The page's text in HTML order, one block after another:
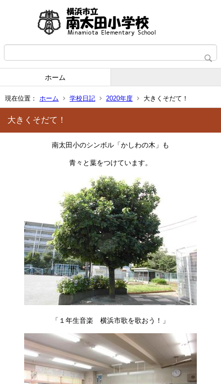
ホーム
現在位置： ホーム 学校日記 2020年度 大きくそだて！
大きくそだて！
南太田小のシンボル「かしわの木」も
青々と葉をつけています。
「１年生音楽 横浜市歌を歌おう！」